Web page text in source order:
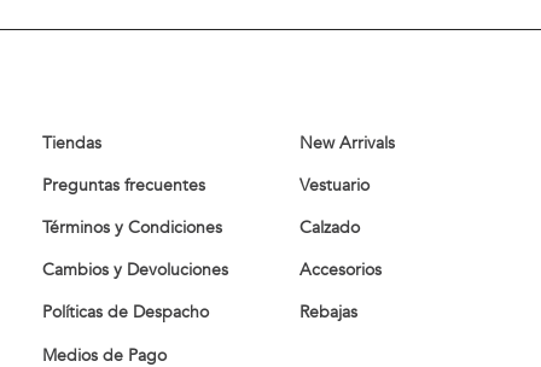
Tiendas
Preguntas frecuentes
Términos y Condiciones
Cambios y Devoluciones
Políticas de Despacho
Medios de Pago
New Arrivals
Vestuario
Calzado
Accesorios
Rebajas